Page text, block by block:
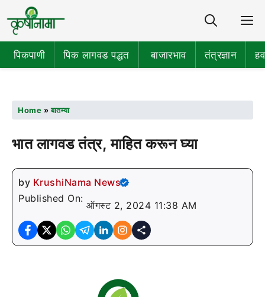
पिकपाणी पिक लागवड पद्धत बाजारभाव तंत्रज्ञान
Home »बातम्या
भात लागवड तंत्र, माहित करून घ्या
by KrushiNama News
Published On:
ऑगस्ट 2, 2024 11:38 AM